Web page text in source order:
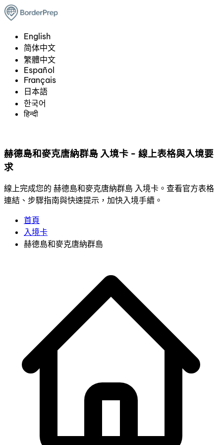
English
简体中文
繁體中文
Español
Français
日本語
한국어
हिन्दी
赫德島和麥克唐納群島 入境卡 - 線上表格與入境要
求
線上完成您的 赫德島和麥克唐納群島 入境卡。查看官方表格
連結、步驟指南與快速提示，加快入境手續。
首頁
入境卡
赫德島和麥克唐納群島